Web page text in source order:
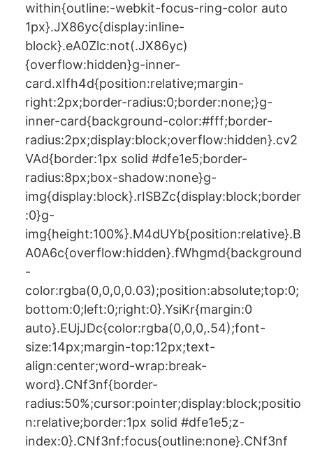
within{outline:-webkit-focus-ring-color auto
1px}.JX86yc{display:inline-
block}.eA0Zlc:not(.JX86yc)
{overflow:hidden}g-inner-
card.xIfh4d{position:relative;margin-
right:2px;border-radius:0;border:none;}g-
inner-card{background-color:#fff;border-
radius:2px;display:block;overflow:hidden}.cv2
VAd{border:1px solid #dfe1e5;border-
radius:8px;box-shadow:none}g-
img{display:block}.rISBZc{display:block;border
:0}g-
img{height:100%}.M4dUYb{position:relative}.B
A0A6c{overflow:hidden}.fWhgmd{background
-
color:rgba(0,0,0,0.03);position:absolute;top:0;
bottom:0;left:0;right:0}.YsiKr{margin:0
auto}.EUjJDc{color:rgba(0,0,0,.54);font-
size:14px;margin-top:12px;text-
align:center;word-wrap:break-
word}.CNf3nf{border-
radius:50%;cursor:pointer;display:block;positio
n:relative;border:1px solid #dfe1e5;z-
index:0}.CNf3nf:focus{outline:none}.CNf3nf